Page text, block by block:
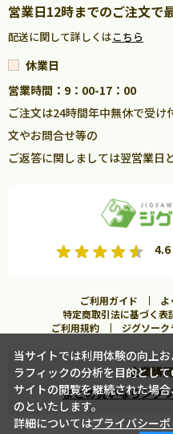
営業日12時までのご注文で
配送に関して詳しくはこちら
休業日
営業時間：9：00-17：00
ご注文は24時間年中無休で受
文やお問合せ等の
ご返答に関しましては翌営業日
4.6
ご利用ガイド よ
特定商取引法に基づく表
ご利用規約
ジグソーク
企業購
まとめ買いならジグ
当サイトでは利用体験の向上
ラフィックの分析を目的とし
サイトの閲覧を継続された場
のといたします。
詳細についてはプライバシー